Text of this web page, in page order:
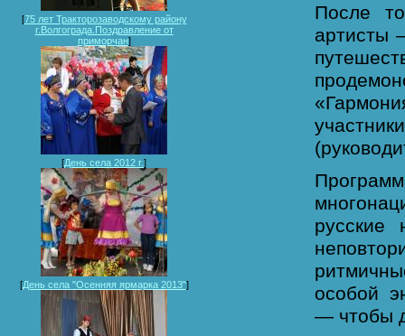
[75 лет Тракторозаводскому району
г.Волгограда.Поздравление от
приморчан]
[День села 2012 г.]
[День села "Осенняя ярмарка 2013"]
После
артисты
особой
— чтобы